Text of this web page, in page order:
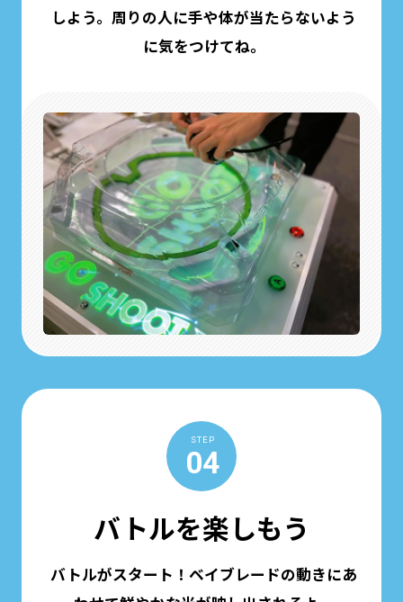
しよう。周りの人に手や体が当たらないよう
に気をつけてね。
STEP
04
バトルを楽しもう
バトルがスタート！ベイブレードの動きにあ